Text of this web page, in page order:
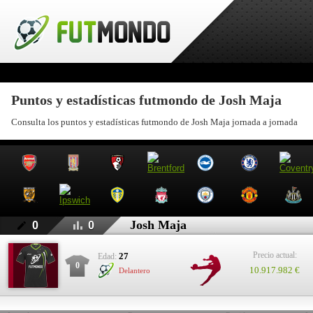
Puntos y estadísticas futmondo de Josh Maja
Consulta los puntos y estadísticas futmondo de Josh Maja jornada a jornada
0 0 Josh Maja
0
Edad: 27
Delantero
Precio actual:
10.917.982 €